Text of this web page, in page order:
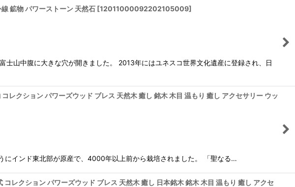
鉱物 パワーストーン 天然石 [12011000092202105009]
山中腹に大きな穴が開きました。 2013年にはユネスコ世界文化遺産に登録され、日
レクション パワーズウッド ブレス 天然木 癒し 銘木 木目 温もり 癒し アクセサリー ウッ
インド東北部が原産で、4000年以上前から栽培されました。 「聖なる…
レクション パワーズウッド ブレス 天然木 癒し 日本銘木 銘木 木目 温もり 癒し アクセ